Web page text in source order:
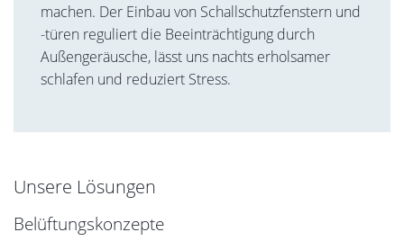
machen. Der Einbau von Schallschutzfenstern und
-türen reguliert die Beeinträchtigung durch
Außengeräusche, lässt uns nachts erholsamer
schlafen und reduziert Stress.
Unsere Lösungen
Belüftungskonzepte